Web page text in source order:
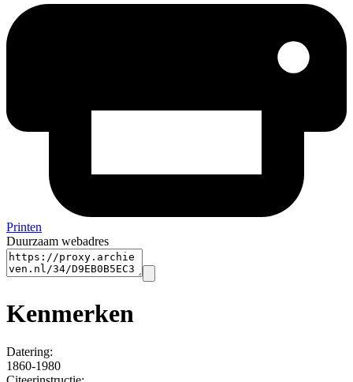
Printen
Duurzaam webadres
Kenmerken
Datering:
1860-1980